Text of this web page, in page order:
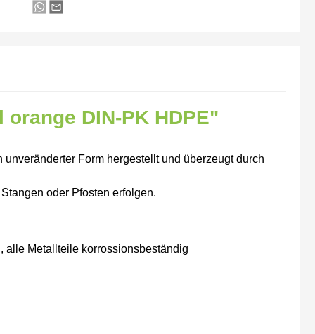
DIN-PK HDPE"
Form hergestellt und überzeugt durch
oder Pfosten erfolgen.
alle Metallteile korrossionsbeständig